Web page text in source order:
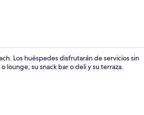
Los huéspedes disfrutarán de servicios sin
lounge, su snack bar o deli y su terraza.